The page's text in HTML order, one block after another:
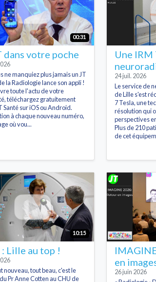
00:31
dans votre poche
ne manquiez plus jamais un JT
la Radiologie lance son appli !
toute l'actu de votre
téléchargez gratuitement
Santé sur iOS ou Android.
à chaque nouveau numéro,
où vou...
Une
24 juil. 2026
Le service de
de Lille s'est
7 Tesla, une
résolution qui
perspectives
Plus de 210
de cet
10:15
: Lille au top !
nouveau, tout beau, c'est le
Pr Anne Cotten au CHU de
en
26 juin 2026